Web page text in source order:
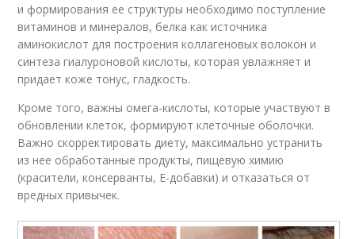
и формирования ее структуры необходимо поступление
витаминов и минералов, белка как источника
аминокислот для построения коллагеновых волокон и
синтеза гиалуроновой кислоты, которая увлажняет и
придает коже тонус, гладкость.
Кроме того, важны омега-кислоты, которые участвуют в
обновлении клеток, формируют клеточные оболочки.
Важно скорректировать диету, максимально устранить
из нее обработанные продукты, пищевую химию
(красители, консерванты, Е-добавки) и отказаться от
вредных привычек.